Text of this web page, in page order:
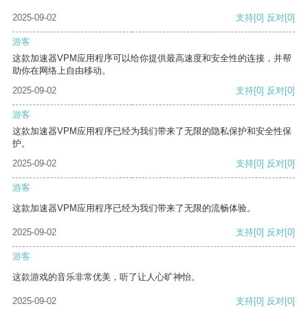
2025-09-02 支持[0] 反对[0]
游客
这款加速器VPM应用程序可以给你提供最高速度和安全性的连接，并帮
助你在网络上自由移动。
2025-09-02
支持[0] 反对[0]
游客
这款加速器VPM应用程序已经为我们带来了无限的隐私保护和安全性保
护。
2025-09-02
支持[0] 反对[0]
游客
这款加速器VPM应用程序已经为我们带来了无限的流畅体验。
2025-09-02 支持[0] 反对[0]
游客
这款游戏的音乐非常优美，听了让人心旷神怡。
2025-09-02 支持[0] 反对[0]